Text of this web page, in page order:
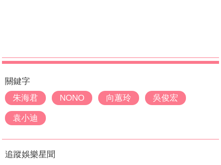
關鍵字
朱海君
NONO 向蕙玲 吳俊宏
袁小迪
追蹤娛樂星聞